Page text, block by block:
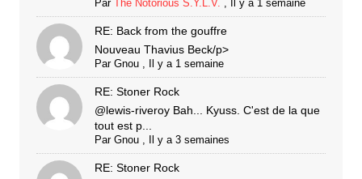
Par The Notorious S.Y.L.V. , Il y a 1 semaine
RE: Back from the gouffre
Nouveau Thavius Beck/p>
Par Gnou, Il y a 1 semaine
RE: Stoner Rock
@lewis-riveroy Bah... Kyuss. C'est de la que
tout est p...
Par Gnou, Il y a 3 semaines
RE: Stoner Rock